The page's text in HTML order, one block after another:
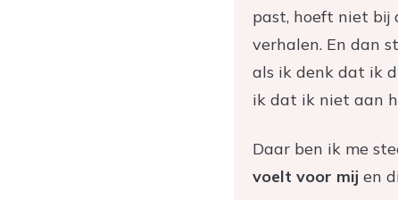
past, hoeft niet bij
verhalen. En dan
als ik denk dat ik
ik dat ik niet aan
Daar ben ik me
voelt voor mij en